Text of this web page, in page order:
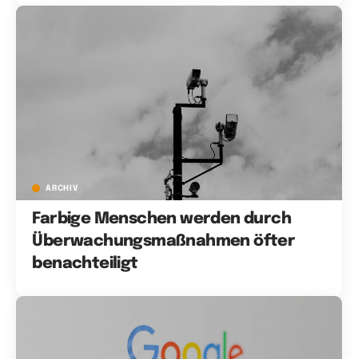
ARCHIV
Farbige Menschen werden durch
Überwachungsmaßnahmen öfter
benachteiligt